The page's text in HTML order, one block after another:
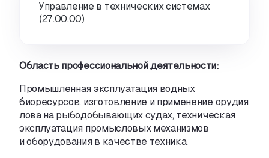
Область профессиональной деятельности:
Промышленная эксплуатация водных
биоресурсов, изготовление и применение орудия
лова на рыбодобывающих судах, техническая
эксплуатация промысловых механизмов
и оборудования в качестве техника.
Управление в технических системах
(27.00.00)